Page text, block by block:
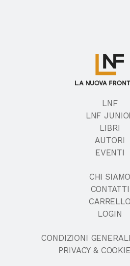
LNF
LNF
LIBRI
AUTORI
EVENTI
CHI SIAMO
CONTATTI
CARRELLO
LOGIN
CONDIZIONI
PRIVACY &